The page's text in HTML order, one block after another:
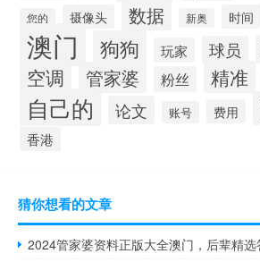
您的 摄像头 数据 新奥 时间
澳门 狗狗 玩家 球员
空调 管家婆 粉丝 精准
自己的 论文 账号 费用
香港
猜你想看的文章